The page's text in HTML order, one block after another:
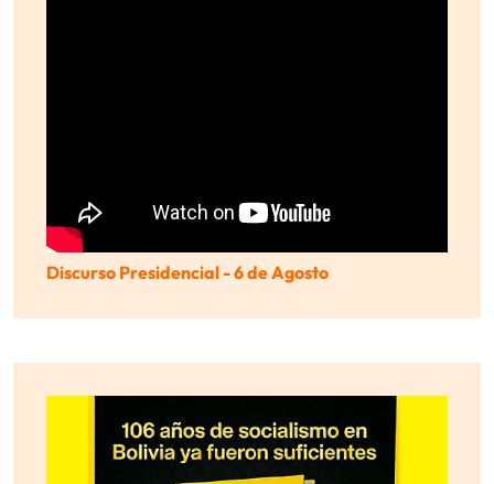
Discurso Presidencial - 6 de Agosto